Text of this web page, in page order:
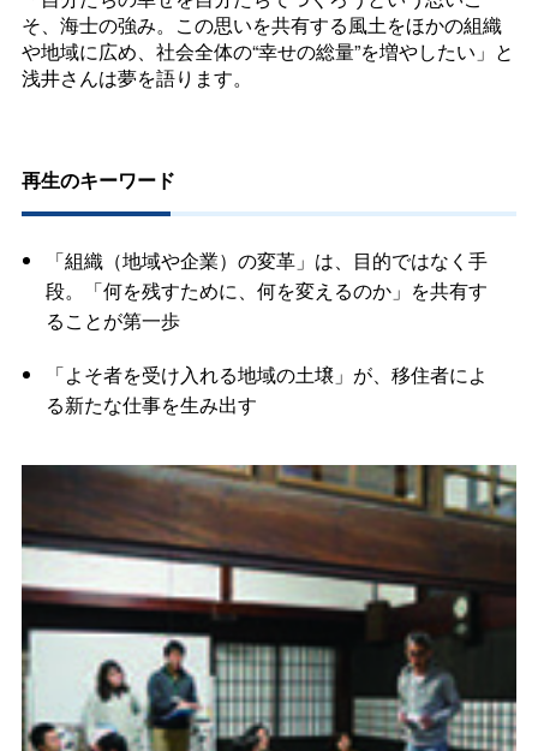
そ、海士の強み。この思いを共有する風土をほかの組織
や地域に広め、社会全体の“幸せの総量”を増やしたい」と
浅井さんは夢を語ります。
再生のキーワード
「組織（地域や企業）の変革」は、目的ではなく手
段。「何を残すために、何を変えるのか」を共有す
ることが第一歩
「よそ者を受け入れる地域の土壌」が、移住者によ
る新たな仕事を生み出す